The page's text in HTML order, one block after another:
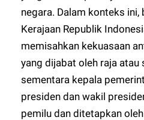
negara. Dalam konteks ini,
Kerajaan Republik
memisahkan kekuasaan
yang dijabat oleh raja atau
sementara kepala
presiden dan wakil
pemilu dan ditetapkan